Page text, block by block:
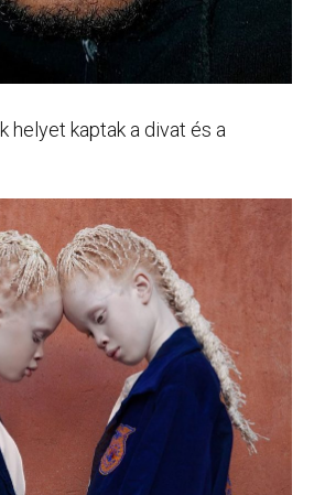
helyet kaptak a divat és a